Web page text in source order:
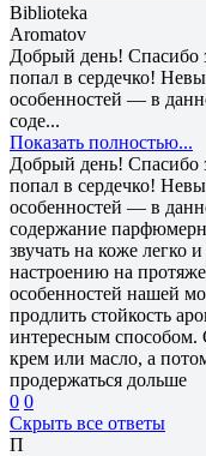
Biblioteka
Aromatov
Добрый день! Спасибо
попал в сердечко!
особенностей — в
соде...
Показать полностью...
Добрый день! Спасибо
попал в сердечко!
особенностей — в
содержание
звучать на коже
настроению на
особенностей нашей
продлить стойкость
интересным
крем или масло, а
продержаться дольше
0 0
Скрыть все ответы
П